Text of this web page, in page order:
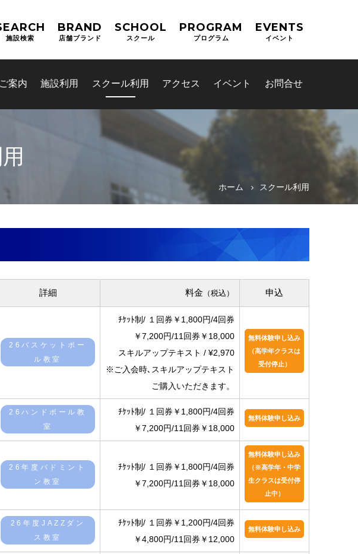
施設検索
BRAND
店舗ブランド
SCHOOL
スクール
PROGRAM
プログラム
EVENTS
イベント
案内 施設利用 スクール利用 アクセス イベント お問合せ
ホーム スクール利用
詳細 料金 （税込） 申込
26バスケットボー
ル教室
ﾁｹｯﾄ制/ １回券￥1,800円/4回券
￥7,200円/11回券￥18,000
スキルアップテキスト / ¥2,970
※ご入会時､スキルアップテキスト
ご購入いただきます。
無料体験申し込み
（高学年クラスは
受付停止）
26ハンドボール教
室
ﾁｹｯﾄ制/ １回券￥1,800円/4回券
￥7,200円/11回券￥18,000
無料体験申し込み
26年度バドミント
ン教室
ﾁｹｯﾄ制/ １回券￥1,800円/4回券
￥7,200円/11回券￥18,000
無料体験申し込み
（※高学年・中学
生クラスは受付停
止中）
26年度JAZZダン
ス教室
ﾁｹｯﾄ制/ １回券￥1,200円/4回券
￥4,800円/11回券￥12,000
無料体験申し込み